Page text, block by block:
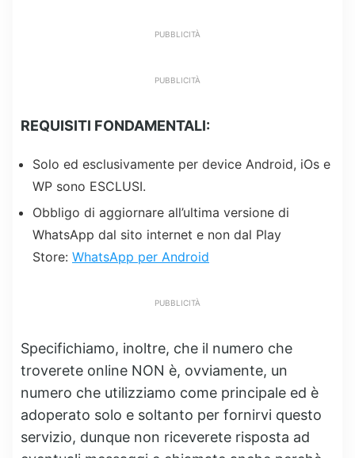
PUBBLICITÀ
PUBBLICITÀ
REQUISITI FONDAMENTALI:
Solo ed esclusivamente per device Android, iOs e
WP sono ESCLUSI.
Obbligo di aggiornare all’ultima versione di
WhatsApp dal sito internet e non dal Play
Store: WhatsApp per Android
PUBBLICITÀ
Specifichiamo, inoltre, che il numero che
troverete online NON è, ovviamente, un
numero che utilizziamo come principale ed è
adoperato solo e soltanto per fornirvi questo
servizio, dunque non riceverete risposta ad